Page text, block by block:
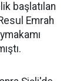
başlatılan
Emrah